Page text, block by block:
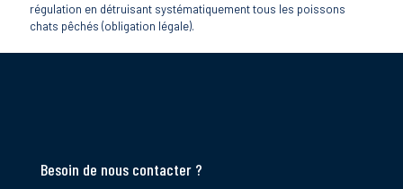
régulation en détruisant systématiquement tous les poissons
chats pêchés (obligation légale).
Besoin de nous contacter ?